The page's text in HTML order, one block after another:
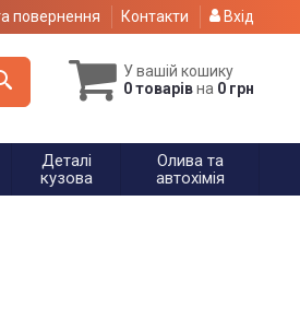
повернення Контакти Вхід
У вашій кошику
0 товарівна 0 грн
Деталі
кузова
Олива та
автохімія